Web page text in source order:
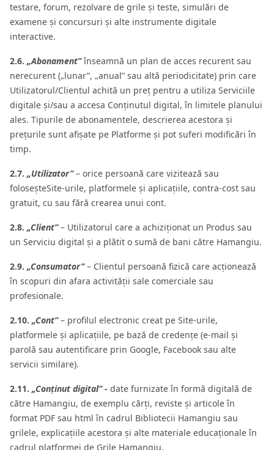
testare, forum, rezolvare de grile și teste, simulări de
examene și concursuri și alte instrumente digitale
interactive.
2.6. „Abonament”înseamnă un plan de acces recurent sau
nerecurent („lunar”, „anual” sau altă periodicitate) prin care
Utilizatorul/Clientul achită un preț pentru a utiliza Serviciile
digitale și/sau a accesa Conținutul digital, în limitele planului
ales. Tipurile de abonamentele, descrierea acestora și
prețurile sunt afișate pe Platforme și pot suferi modificări în
timp.
2.7. „Utilizator”– orice persoană care vizitează sau
foloseșteSite-urile, platformele și aplicațiile, contra-cost sau
gratuit, cu sau fără crearea unui cont.
2.8. „Client”– Utilizatorul care a achiziționat un Produs sau
un Serviciu digital și a plătit o sumă de bani către Hamangiu.
2.9. „Consumator”– Clientul persoană fizică care acționează
în scopuri din afara activității sale comerciale sau
profesionale.
2.10. „Cont”– profilul electronic creat pe Site-urile,
platformele și aplicațiile, pe bază de credențe (e‑mail și
parolă sau autentificare prin Google, Facebook sau alte
servicii similare).
2.11. „Conținut digital”- date furnizate în formă digitală de
către Hamangiu, de exemplu cărți, reviste și articole în
format PDF sau html în cadrul Bibliotecii Hamangiu sau
grilele, explicațiile acestora și alte materiale educaționale în
cadrul platformei de Grile Hamangiu.